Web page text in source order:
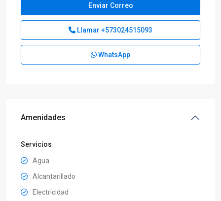
Llamar +573024515093
WhatsApp
Amenidades
Servicios
Agua
Alcantarillado
Electricidad